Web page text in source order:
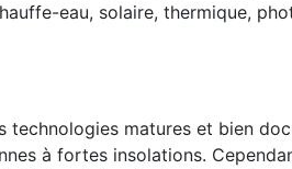
eau, solaire, thermique,
matures et bien
à fortes insolations.